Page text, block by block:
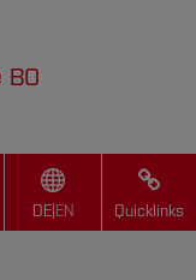
BO
DE| EN Quicklinks